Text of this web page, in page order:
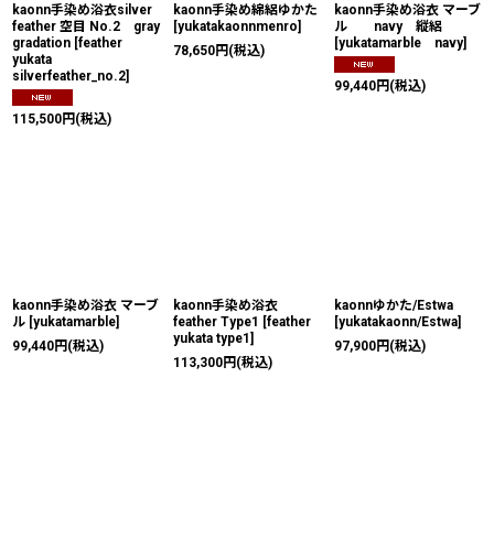
kaonn手染め浴衣silver
feather 空目 No.2 gray
gradation [feather
yukata
silverfeather_no.2]
115,500円 (税込)
kaonn手染め綿絽ゆかた
[yukatakaonnmenro]
78,650円 (税込)
kaonn手染め浴衣 マーブ
ル navy 縦絽
[yukatamarble navy]
99,440円 (税込)
kaonn手染め浴衣 マーブ
ル [yukatamarble]
99,440円 (税込)
kaonn手染め浴衣
feather Type1 [feather
yukata type1]
113,300円 (税込)
kaonnゆかた/Estwa
[yukatakaonn/Estwa]
97,900円 (税込)